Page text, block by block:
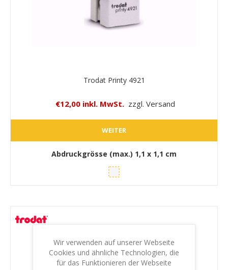
Trodat Printy 4921
€12,00 inkl. MwSt. zzgl. Versand
WEITER
Abdruckgrösse (max.) 1,1 x 1,1 cm
Wir verwenden auf unserer Webseite
Cookies und ähnliche Technologien, die
für das Funktionieren der Webseite